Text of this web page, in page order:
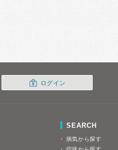
ログイン
SEARCH
病気から探す